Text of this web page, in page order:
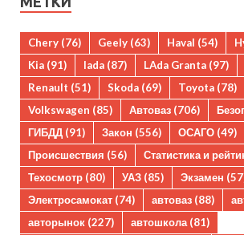
Chery (76) Geely (63) Haval (54)
Kia (91) lada (87) LAda Granta (97)
Renault (51) Skoda (69) Toyota (78)
Volkswagen (85) Автоваз (706)
ГИБДД (91) Закон (556) ОСАГО (49)
Происшествия (56) Статистика и
Техосмотр (80) УАЗ (85) Экзамен
Электросамокат (74) автоваз (88)
авторынок (227) автошкола(81)